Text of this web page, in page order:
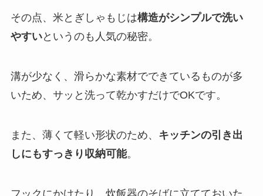
その点、米とぎしゃもじは構造がシンプルで洗い
やすいというのも人気の秘密。
溝が少なく、滑らかな素材でできているものが多
いため、サッと洗って乾かすだけでOKです。
また、薄くて軽い形状のため、 キッチンの引き出
しにもすっきり収納可能。
フックにかけたり、炊飯器のそばに立てておいた